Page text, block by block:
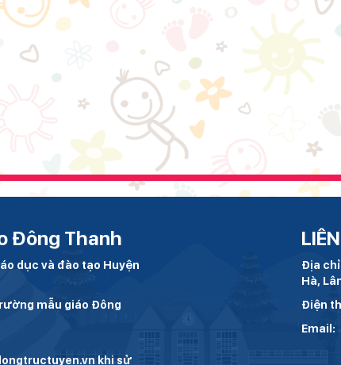
Đông Thanh
dục và đào tạo Huyện
mẫu giáo Đông
khi sử
Địa
Hà,
Điện
Email: